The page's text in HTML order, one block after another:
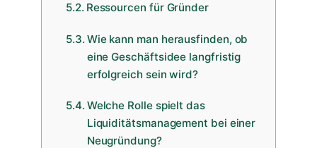
Ressourcen für Gründer
Wie kann man herausfinden, ob
eine Geschäftsidee langfristig
erfolgreich sein wird?
Welche Rolle spielt das
Liquiditätsmanagement bei einer
Neugründung?